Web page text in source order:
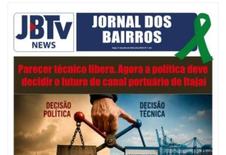
Município de Itajaí entrega títulos de propriedade a famílias da Itaipava
pelo Programa Lar Legal
CULTURA